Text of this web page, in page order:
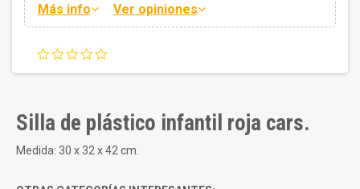
Más info Ver opiniones
Silla de plástico infantil roja cars.
Medida: 30 x 32 x 42 cm.